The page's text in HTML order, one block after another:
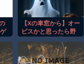
4tトラックが原因の玉
画「GANTZ」が
けマシと見るべきか。今
が
【Xの車窓から】オー
ビスかと思ったら野
か